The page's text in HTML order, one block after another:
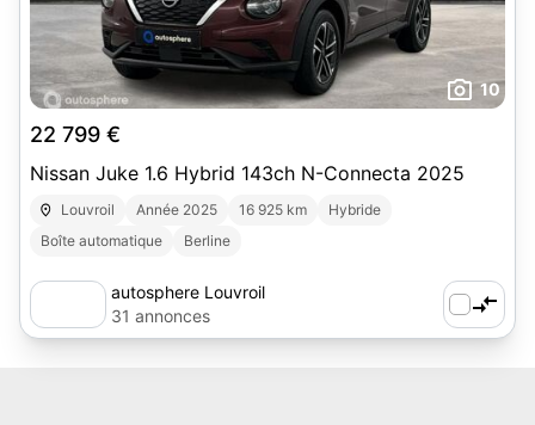
10
22 799 €
Nissan Juke 1.6 Hybrid 143ch N-Connecta 2025
Louvroil Année 2025 16 925 km
Hybride
Boîte automatique
Berline
autosphere Louvroil
31 annonces